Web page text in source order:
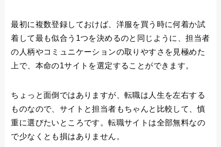
最初に複数登録しておけば、洋服を買う時に何着か試
着して最も似合う1つを決めるのと同じように、担当者
の人柄やコミュニケーションの取りやすさを見極めた
上で、本命の1サイトを選定することができます。
ちょっと面倒ではありますが、転職は人生を左右する
ものなので、サイトと担当者もちゃんと比較して、慎
重に選びたいところです。転職サイトは全部無料なの
で少なくとも損はありません。